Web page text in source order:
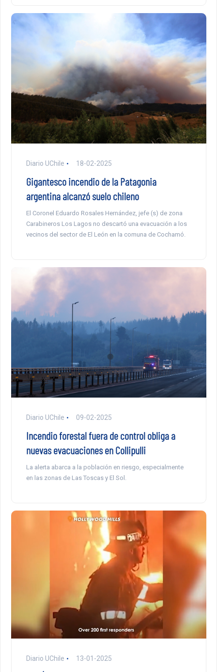
Diario UChile 18-02-2025
Gigantesco incendio de la Patagonia
argentina alcanzó suelo chileno
El Coronel Eduardo Rosales Hernández, jefe (s) de zona
Carabineros Los Lagos no descartó una evacuación a los
vecinos del sector de El León en la comuna de Cochamó.
Diario UChile 09-02-2025
Incendio forestal fuera de control obliga a
nuevas evacuaciones en Collipulli
La alerta abarca a la población en riesgo, especialmente
en las zonas de Las Toscas y El Sol.
Diario UChile 13-01-2025